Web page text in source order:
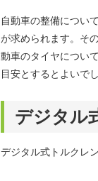
自動車の整備につい
が求められます。そ
動車のタイヤについ
目安とするとよいでし
デジタル
デジタル式トルクレ